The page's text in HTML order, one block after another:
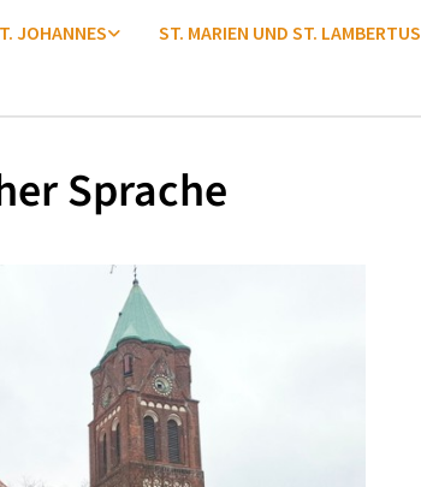
JOHANNES ST. MARIEN UND ST. LAMBERTUS
Sprache